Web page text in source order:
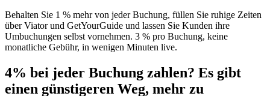
Behalten Sie 1 % mehr von jeder Buchung, füllen Sie ruhige Zeiten
über Viator und GetYourGuide und lassen Sie Kunden ihre
Umbuchungen selbst vornehmen. 3 % pro Buchung, keine
monatliche Gebühr, in wenigen Minuten live.
4% bei jeder Buchung zahlen? Es gibt
einen günstigeren Weg, mehr zu